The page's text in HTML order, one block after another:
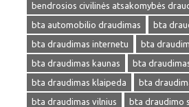
bendrosios civilinės atsakomybės
bta automobilio draudimas
bta
bta draudimas internetu
bta
bta draudimas kaunas
bta
bta draudimas klaipeda
bta
bta draudimas vilnius
bta draudimo